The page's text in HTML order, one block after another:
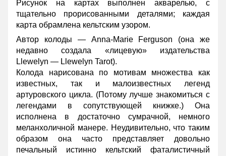
Рисунок на картах выполнен акварелью, с
тщательно прорисованными деталями; каждая
карта обрамлена кельтским узором.
Автор колоды — Anna-Marie Ferguson (она же
недавно создала «лицевую» издательства
Llewelyn — Llewelyn Tarot).
Колода нарисована по мотивам множества как
известных, так и малоизвестных легенд
артуровского цикла. (Потому лучше знакомиться с
легендами в сопутствующей книжке.) Она
исполнена в достаточно сумрачной, немного
меланхоличной манере. Неудивительно, что таким
образом она часто представляет довольно
печальный истинно кельтский фаталистичный